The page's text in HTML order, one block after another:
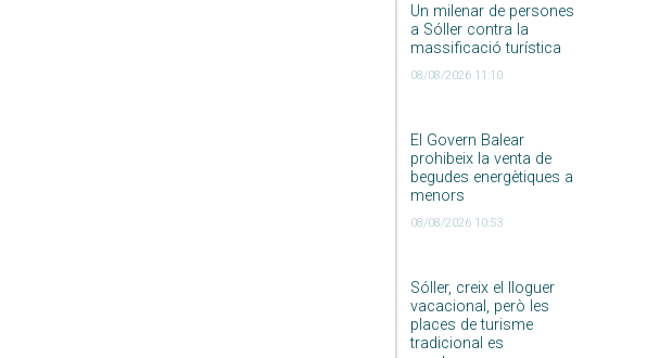
Un milenar de persones
a Sóller contra la
massificació turística
08/08/2026 11:10
El Govern Balear
prohibeix la venta de
begudes energètiques a
menors
08/08/2026 10:53
Sóller, creix el lloguer
vacacional, però les
places de turisme
tradicional es